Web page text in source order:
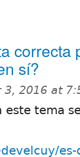
correcta
sí?
3, 2016 at
este tema